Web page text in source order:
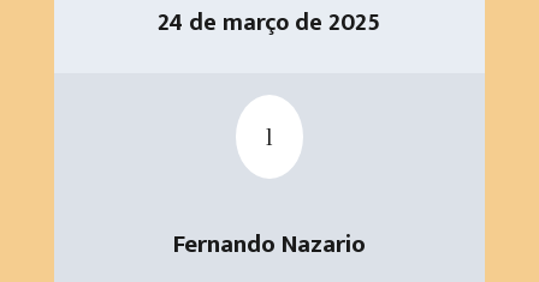
24 de março de 2025
l
Fernando Nazario